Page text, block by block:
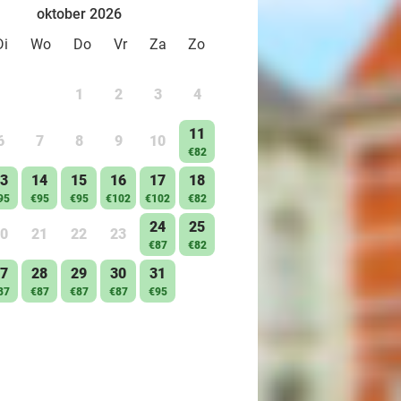
oktober 2026
Wo Do Vr Za Zo
1 2 3 4
7 8 9 10 11
€82
14
€95
15
€95
16
€102
17
€102
18
€82
21 22 23 24
€87
25
€82
28
€87
29
€87
30
€87
31
€95